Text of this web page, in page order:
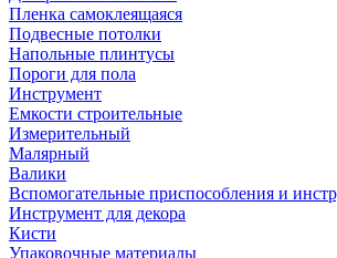
Пленка самоклеящаяся
Подвесные потолки
Напольные плинтусы
Пороги для пола
Инструмент
Емкости строительные
Измерительный
Малярный
Валики
Вспомогательные приспособления и
Инструмент для декора
Кисти
Упаковочные материалы